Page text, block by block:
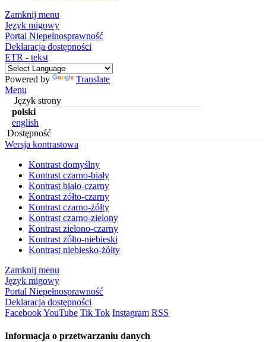
Zamknij menu
Język migowy
Portal Niepełnosprawność
Deklaracja dostępności
ETR - tekst
Powered by
Translate
Menu
Język strony
polski
english
Dostępność
Wersja kontrastowa
Kontrast domyślny
Kontrast czarno-biały
Kontrast biało-czarny
Kontrast żółto-czarny
Kontrast czarno-żółty
Kontrast czarno-zielony
Kontrast zielono-czarny
Kontrast żółto-niebieski
Kontrast niebiesko-żółty
Zamknij menu
Język migowy
Portal Niepełnosprawność
Deklaracja dostępności
FacebookYouTube Tik Tok Instagram RSS
Informacja o przetwarzaniu danych